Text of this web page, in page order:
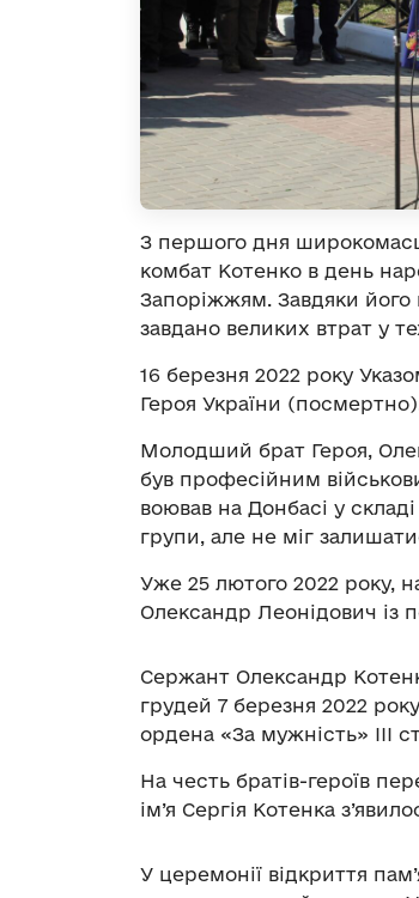
З першого дня
комбат Котенко в день
Запоріжжям. Завдяки його
завдано великих втрат у
16 березня 2022 року
Героя України
Молодший брат Героя,
був професійним
воював на Донбасі у
групи, але не міг
Уже 25 лютого 2022 року,
Олександр Леонідович із
Сержант Олександр
грудей 7 березня 2022
ордена «За мужність» III
На честь братів-героїв
ім’я Сергія Котенка
У церемонії відкриття